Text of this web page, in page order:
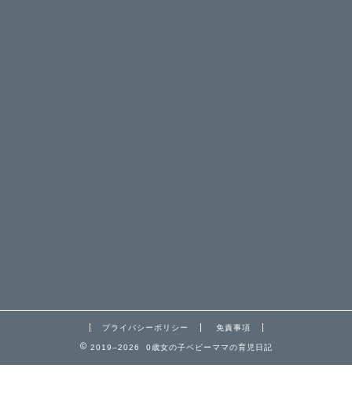
プライバシーポリシー 免責事項
2019–2026 0歳女の子ベビーママの育児日記